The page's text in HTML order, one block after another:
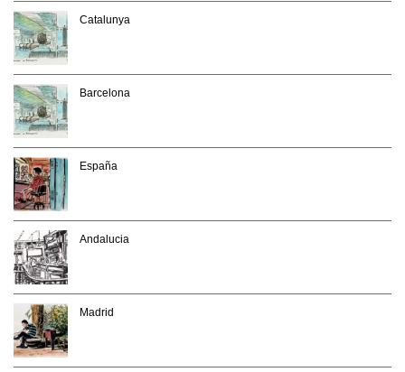
Catalunya
Barcelona
España
Andalucia
Madrid